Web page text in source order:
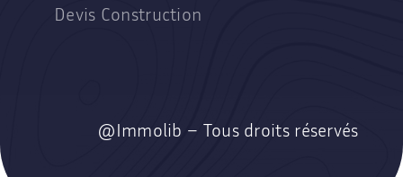
Devis Construction
@Immolib – Tous droits réservés